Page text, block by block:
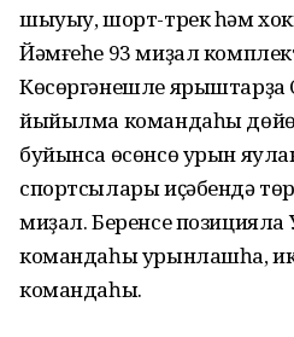
шыуыу, шорт-трек һәм
Йәмғеһе 93 миҙал
Көсөргәнешле ярыштарҙа
йыйылма командаһы
буйынса өсөнсө урын
спортсылары иҫәбендә
миҙал. Беренсе
командаһы урынлашһа,
командаһы.